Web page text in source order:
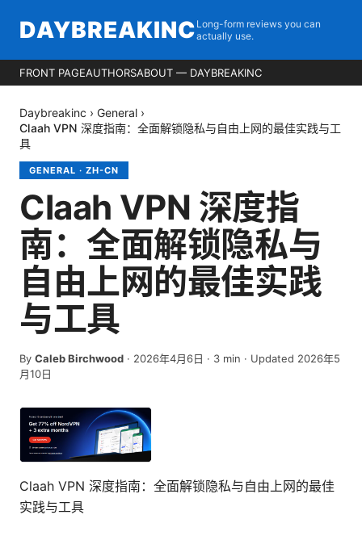
DAYBREAKINC Long-form reviews you can
actually use.
FRONT PAGEAUTHORSABOUT — DAYBREAKINC
Daybreakinc › General ›
Claah VPN 深度指南：全面解锁隐私与自由上网的最佳实践与工
具
GENERAL · ZH-CN
Claah VPN 深度指
南：全面解锁隐私与
自由上网的最佳实践
与工具
By Caleb Birchwood · 2026年4月6日 · 3 min · Updated 2026年5
月10日
Claah VPN 深度指南：全面解锁隐私与自由上网的最佳
实践与工具